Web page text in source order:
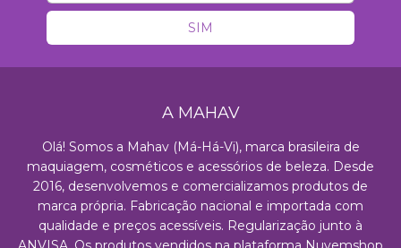
A MAHAV
Olá! Somos a Mahav (Má-Há-Vi), marca brasileira de
maquiagem, cosméticos e acessórios de beleza. Desde
2016, desenvolvemos e comercializamos produtos de
marca própria. Fabricação nacional e importada com
qualidade e preços acessíveis. Regularização junto à